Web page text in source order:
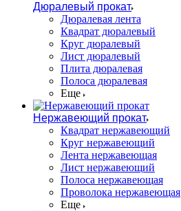
Дюралевый прокат
Дюралевая лента
Квадрат дюралевый
Круг дюралевый
Лист дюралевый
Плита дюралевая
Полоса дюралевая
Еще
Нержавеющий прокат
Квадрат нержавеющий
Круг нержавеющий
Лента нержавеющая
Лист нержавеющий
Полоса нержавеющая
Проволока нержавеющая
Еще